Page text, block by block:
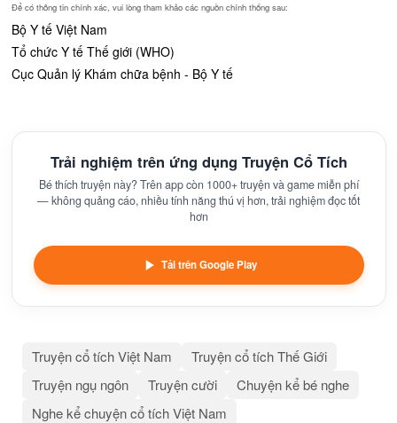
Để có thông tin chính xác, vui lòng tham khảo các nguồn chính thống sau:
Bộ Y tế Việt Nam
Tổ chức Y tế Thế giới (WHO)
Cục Quản lý Khám chữa bệnh - Bộ Y tế
Trải nghiệm trên ứng dụng Truyện Cổ Tích
Bé thích truyện này? Trên app còn 1000+ truyện và game miễn phí
— không quảng cáo, nhiều tính năng thú vị hơn, trải nghiệm đọc tốt
hơn
Tải trên Google Play
Truyện cổ tích Việt Nam
Truyện cổ tích Thế Giới
Truyện ngụ ngôn
Truyện cười
Chuyện kể bé nghe
Nghe kể chuyện cổ tích Việt Nam